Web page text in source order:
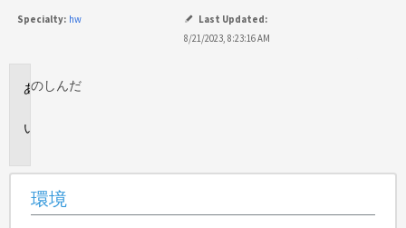
Specialty: hw
Last Updated:
8/21/2023, 8:23:16 AM
環
のしんだ
環境